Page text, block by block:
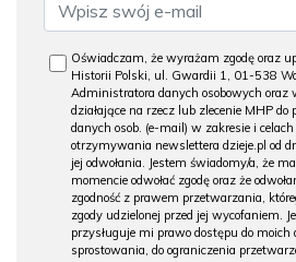
Oświadczam, że wyrażam zgodę oraz
Historii Polski, ul. Gwardii 1, 01-538
Administratora danych osobowych oraz
działające na rzecz lub zlecenie MHP
danych osob. (e-mail) w zakresie i
otrzymywania newslettera dzieje.pl od
jej odwołania. Jestem świadomy/a, że
momencie odwołać zgodę oraz że
zgodność z prawem przetwarzania,
zgody udzielonej przed jej wycofaniem.
przysługuje mi prawo dostępu do moich
sprostowania, do ograniczenia